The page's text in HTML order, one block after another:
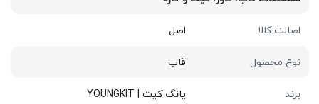
اصالت کالا
اصل
نوع محصول
قاب
برند
یانگ کیت | YOUNGKIT